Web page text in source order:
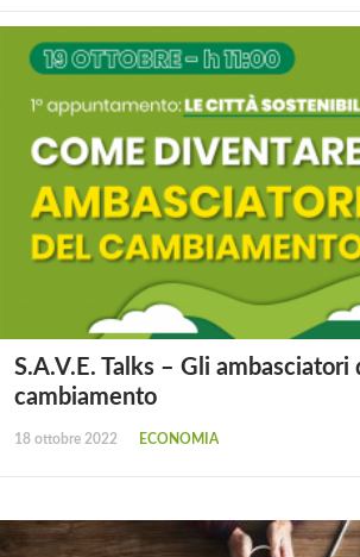
S.A.V.E. Talks – Gli ambasciatori
cambiamento
18 ottobre 2022 ECONOMIA